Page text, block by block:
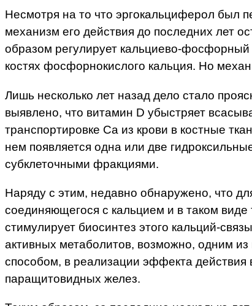
Несмотря на то что эргокальциферол был
механизм его действия до последних лет
образом регулирует кальциево-
костях фосфорнокислого кальция. Но
Лишь несколько лет назад дело стало
выявлено, что витамин D убыстряет
транспортировке Ca из крови в костные
нем появляется одна или две
субклеточными фракциями.
Наряду с этим, недавно обнаружено, что
соединяющегося с кальцием и в таком
стимулирует биосинтез этого кальций-
активных метаболитов, возможно, одним
способом, в реализации эффекта действия
паращитовидных желез.